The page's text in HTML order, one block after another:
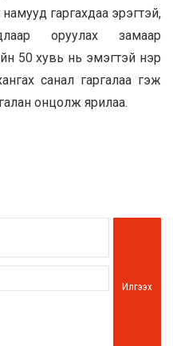
гаргахдаа эрэгтэй,
оруулах замаар
50 хувь нь эмэгтэй нэр
санал гаргалаа гэж
онцолж ярилаа.
Илгээх